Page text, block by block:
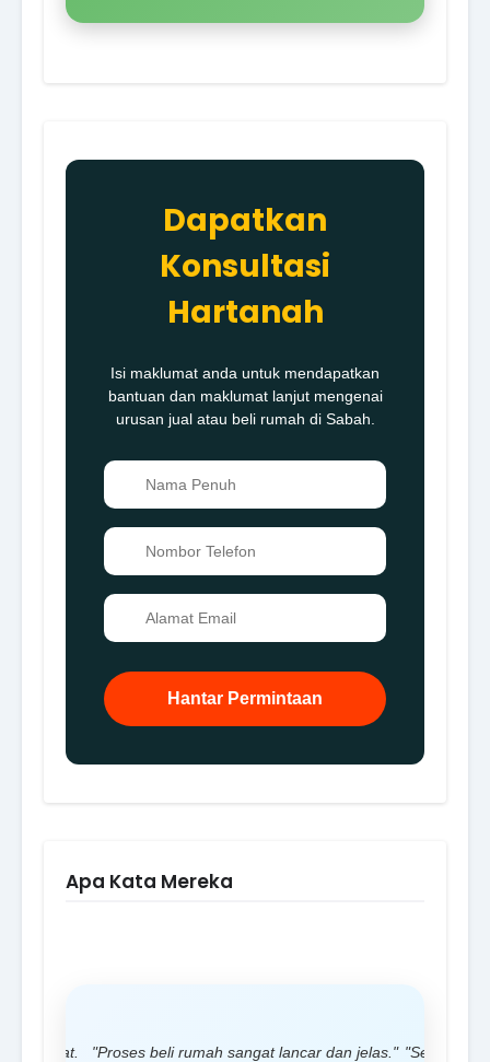
Dapatkan
Konsultasi
Hartanah
Isi maklumat anda untuk mendapatkan
bantuan dan maklumat lanjut mengenai
urusan jual atau beli rumah di Sabah.
Hantar Permintaan
Apa Kata Mereka
cepat. "Proses beli rumah sangat lancar dan jelas." "Servis